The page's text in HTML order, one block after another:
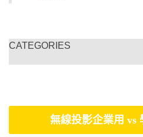
CATEGORIES
無線投影企業用 vs